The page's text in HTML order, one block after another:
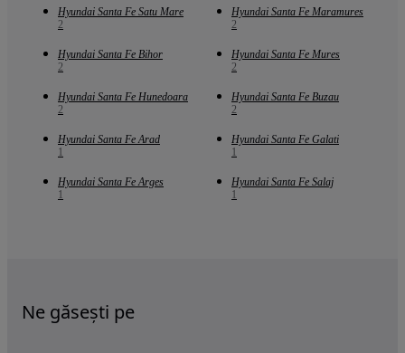
Hyundai Santa Fe Satu Mare
2
Hyundai Santa Fe Maramures
2
Hyundai Santa Fe Bihor
2
Hyundai Santa Fe Mures
2
Hyundai Santa Fe Hunedoara
2
Hyundai Santa Fe Buzau
2
Hyundai Santa Fe Arad
1
Hyundai Santa Fe Galati
1
Hyundai Santa Fe Arges
1
Hyundai Santa Fe Salaj
1
Ne găsești pe